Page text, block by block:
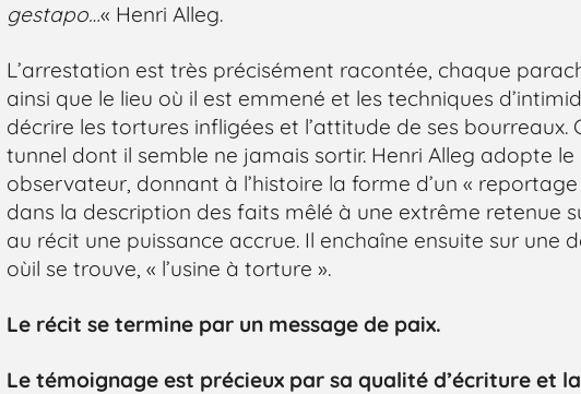
gestapo…« Henri Alleg.
L’arrestation est très précisément racontée, chaque
ainsi que le lieu où il est emmené et les techniques
décrire les tortures infligées et l’attitude de ses bourreaux.
tunnel dont il semble ne jamais sortir. Henri Alleg adopte le
observateur, donnant à l’histoire la forme d’un «
dans la description des faits mêlé à une extrême retenue
au récit une puissance accrue. Il enchaîne ensuite sur une
oùil se trouve, « l’usine à torture ».
Le récit se termine par un message de paix.
Le témoignage est précieux par sa qualité d’écriture et